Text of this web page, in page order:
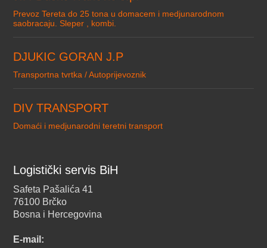
Prevoz Tereta do 25 tona u domacem i medjunarodnom
saobracaju. Sleper , kombi.
DJUKIC GORAN J.P
Transportna tvrtka / Autoprijevoznik
DIV TRANSPORT
Domaći i medjunarodni teretni transport
Logistički servis BiH
Safeta Pašalića 41
76100 Brčko
Bosna i Hercegovina
E-mail: